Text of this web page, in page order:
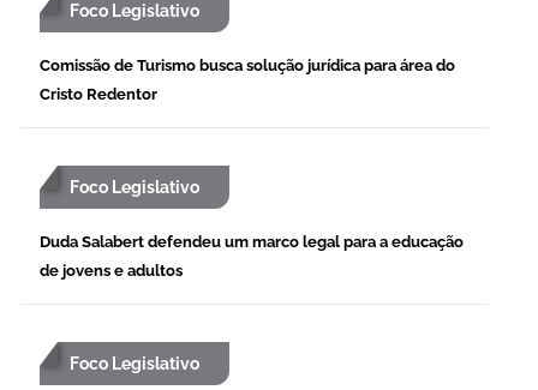
Foco Legislativo
Comissão de Turismo busca solução jurídica para área do
Cristo Redentor
Foco Legislativo
Duda Salabert defendeu um marco legal para a educação
de jovens e adultos
Foco Legislativo